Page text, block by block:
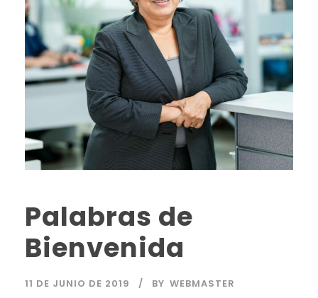
Palabras de
Bienvenida
11 DE JUNIO DE 2019 BY WEBMASTER